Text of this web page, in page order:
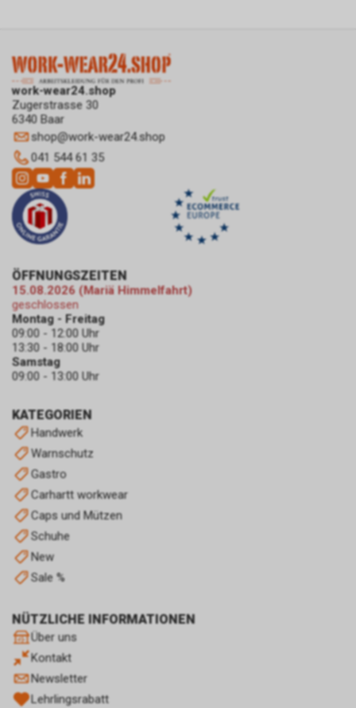
work-wear24.shop
Zugerstrasse 30
6340 Baar
shop@work-wear24.shop
041 544 61 35
KATEGORIEN
Handwerk
Warnschutz
Gastro
Carhartt workwear
Caps und Mützen
Schuhe
New
Sale %
NÜTZLICHE INFORMATIONEN
Über uns
Kontakt
Newsletter
Lehrlingsrabatt
ÖFFNUNGSZEITEN
15.08.2026 (Mariä Himmelfahrt)
geschlossen
Montag - Freitag
09:00 - 12:00 Uhr
13:30 - 18:00 Uhr
Samstag
09:00 - 13:00 Uhr
insbesondere zu den
Möglichkeiten der Unterbindung
Remarketing
Funktion ein. Es handelt sich
hierbei um einen Dienst der
Google Ireland Limited, Gordon
genannt.
Wir nutzen diese Funktion, um
ermöglicht werden kann,